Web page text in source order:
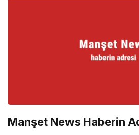
Manşet News Haberin